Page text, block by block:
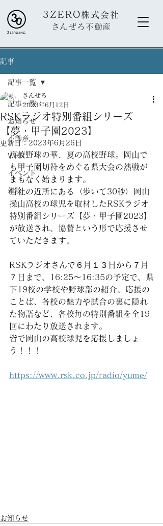
3ZERO株式会社
さんぜろ不動産
記事
記事一覧
お知らせ
不動産
WEB
イベント
雑談
記事一覧
RSKラジオ特別番組シリーズ
【夢・甲子園2023】
さんぜろ
2023年6月12日
更新日：2023年6月26日
高校野球の華、夏の高校野球。岡山で
も甲子園切符をめぐる県大会の熱戦が
まもなく始まります。
当社の近所にある（歩いて30秒）岡山
操山高校の球児を取材したRSKラジオ
特別番組シリーズ【夢・甲子園2023】
が放送され、協賛という形で応援させ
ていただきます。
RSKラジオさんで６月１３日から７月
７日まで、16:25〜16:35の予定で、県
下19校の学校や野球部の紹介、応援の
ことば、各校の魅力や試合の裏に隠れ
た物語など、各校毎の特別番組を全19
回にわたり放送されます。
皆で岡山の高校球児を応援しましょ
う！！！
https://www.rsk.co.jp/radio/yume/
お知らせ